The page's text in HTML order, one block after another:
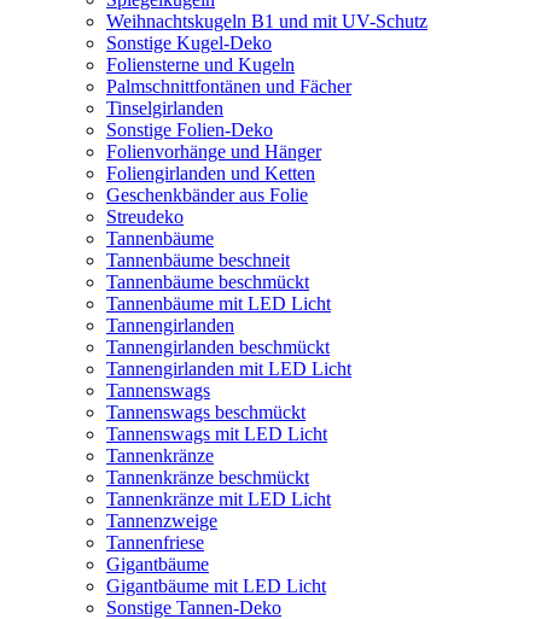
Weihnachtskugeln B1 und mit UV-Schutz
Sonstige Kugel-Deko
Foliensterne und Kugeln
Palmschnittfontänen und Fächer
Tinselgirlanden
Sonstige Folien-Deko
Folienvorhänge und Hänger
Foliengirlanden und Ketten
Geschenkbänder aus Folie
Streudeko
Tannenbäume
Tannenbäume beschneit
Tannenbäume beschmückt
Tannenbäume mit LED Licht
Tannengirlanden
Tannengirlanden beschmückt
Tannengirlanden mit LED Licht
Tannenswags
Tannenswags beschmückt
Tannenswags mit LED Licht
Tannenkränze
Tannenkränze beschmückt
Tannenkränze mit LED Licht
Tannenzweige
Tannenfriese
Gigantbäume
Gigantbäume mit LED Licht
Sonstige Tannen-Deko